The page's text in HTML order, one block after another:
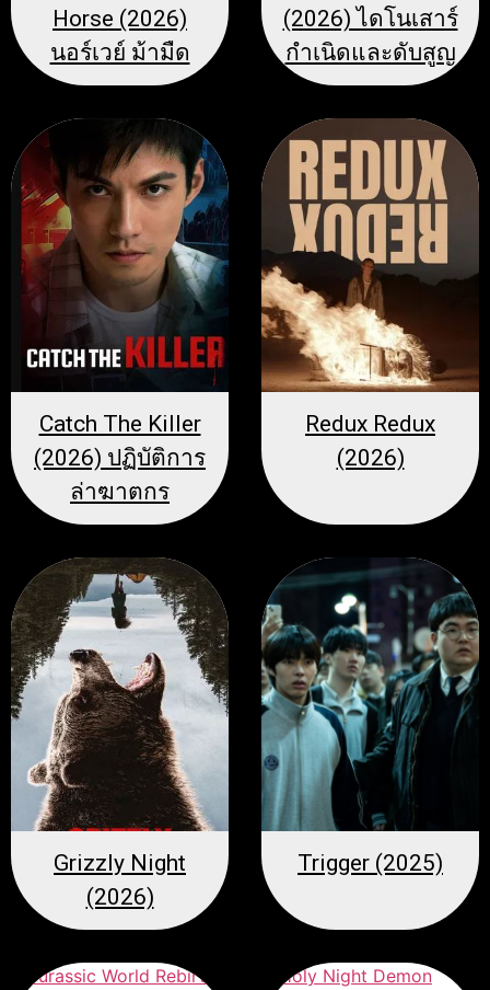
Horse (2026)
นอร์เวย์ ม้ามืด
(2026) ไดโนเสาร์
กำเนิดและดับสูญ
Catch The Killer
(2026) ปฏิบัติการ
ล่าฆาตกร
Redux Redux
(2026)
Grizzly Night
(2026)
Trigger (2025)